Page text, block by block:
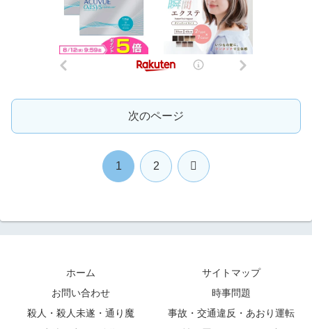
次のページ
1 2 次
ホーム
サイトマップ
お問い合わせ
時事問題
殺人・殺人未遂・通り魔
事故・交通違反・あおり運転